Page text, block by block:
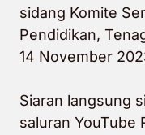
sidang Komite
Pendidikan,
14 November
Siaran langsung
saluran YouTube